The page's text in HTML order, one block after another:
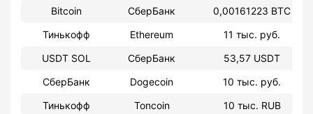
Bitcoin
СберБанк
0,00161223 BTC
Тинькофф
Ethereum
11 тыс. руб.
USDT SOL
СберБанк
53,57 USDT
СберБанк
Dogecoin
10 тыс. руб.
Тинькофф
Toncoin 10 тыс. RUB